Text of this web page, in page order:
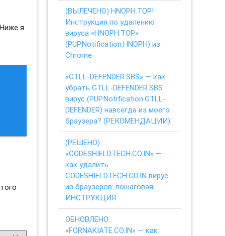
я
(ВЫЛЕЧЕНО) HNOPH.TOP!
Инструкция по удалению
вируса «HNOPH.TOP»
(PUP.Notification.HNOPH) из
Chrome
«GTLL-DEFENDER.SBS» — как
убрать GTLL-DEFENDER.SBS
вирус (PUP.Notification.GTLL-
DEFENDER) навсегда из моего
браузера? (РЕКОМЕНДАЦИИ)
(РЕШЕНО)
«CODESHIELDTECH.CO.IN» —
как удалить
CODESHIELDTECH.CO.IN вирус
из браузеров: пошаговая
ИНСТРУКЦИЯ
ОБНОВЛЕНО:
«FORNAKIATE.CO.IN» — как